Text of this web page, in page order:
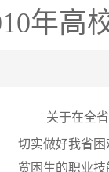
年高
关于在全
切实做好我省
贫困生的职业